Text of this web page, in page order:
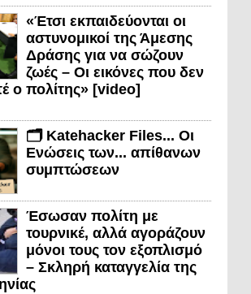
«Έτσι εκπαιδεύονται οι
αστυνομικοί της Άμεσης
Δράσης για να σώζουν
ζωές – Οι εικόνες που δεν
ο πολίτης» [video]
🗂️ Katehacker Files... Οι
Ενώσεις των... απίθανων
συμπτώσεων
Έσωσαν πολίτη με
τουρνικέ, αλλά αγοράζουν
μόνοι τους τον εξοπλισμό
– Σκληρή καταγγελία της